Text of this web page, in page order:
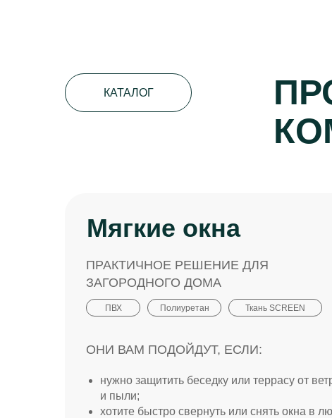
КАТАЛОГ
Мягкие окна
нужно защитить беседку или террасу от
и пыли;
хотите быстро свернуть или снять окна в
ОНИ ВАМ ПОДОЙДУТ, ЕСЛИ:
ПРАКТИЧНОЕ РЕШЕНИЕ ДЛЯ
ЗАГОРОДНОГО ДОМА
Ткань SCREEN
Полиуретан
ПВХ